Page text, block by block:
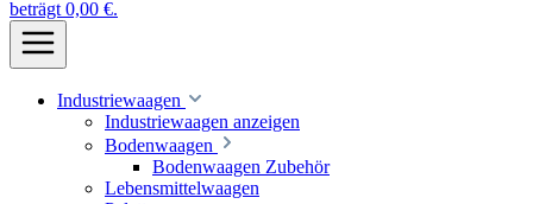
beträgt 0,00 €.
Industriewaagen
Industriewaagen anzeigen
Bodenwaagen
Bodenwaagen Zubehör
Lebensmittelwaagen